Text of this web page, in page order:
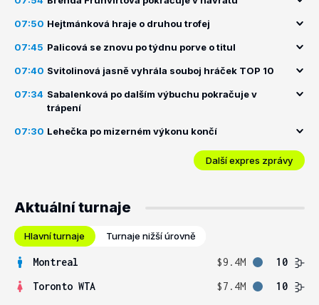
07:50 Hejtmánková hraje o druhou trofej
07:45 Palicová se znovu po týdnu porve o titul
07:40 Svitolinová jasně vyhrála souboj hráček TOP 10
07:34 Sabalenková po dalším výbuchu pokračuje v
trápení
07:30 Lehečka po mizerném výkonu končí
Další expres zprávy
Aktuální turnaje
Hlavní turnaje Turnaje nižší úrovně
Montreal $9.4M
10
Toronto WTA
$7.4M 10